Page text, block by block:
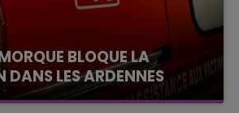
BLOQUE LA
LES ARDENNES
s'est déclaré ce mercredi